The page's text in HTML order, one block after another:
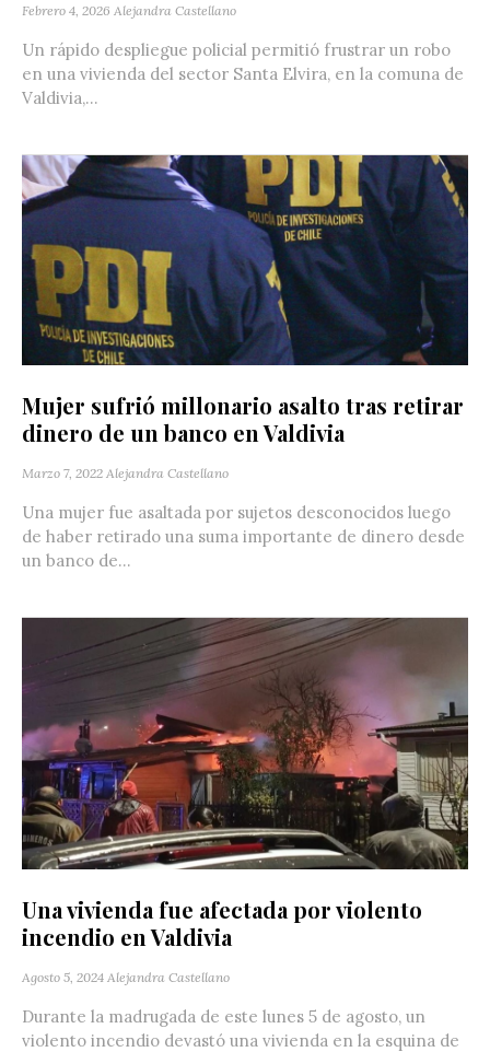
Febrero 4, 2026 Alejandra Castellano
Un rápido despliegue policial permitió frustrar un robo
en una vivienda del sector Santa Elvira, en la comuna de
Valdivia,...
Mujer sufrió millonario asalto tras retirar
dinero de un banco en Valdivia
Marzo 7, 2022 Alejandra Castellano
Una mujer fue asaltada por sujetos desconocidos luego
de haber retirado una suma importante de dinero desde
un banco de...
Una vivienda fue afectada por violento
incendio en Valdivia
Agosto 5, 2024 Alejandra Castellano
Durante la madrugada de este lunes 5 de agosto, un
violento incendio devastó una vivienda en la esquina de